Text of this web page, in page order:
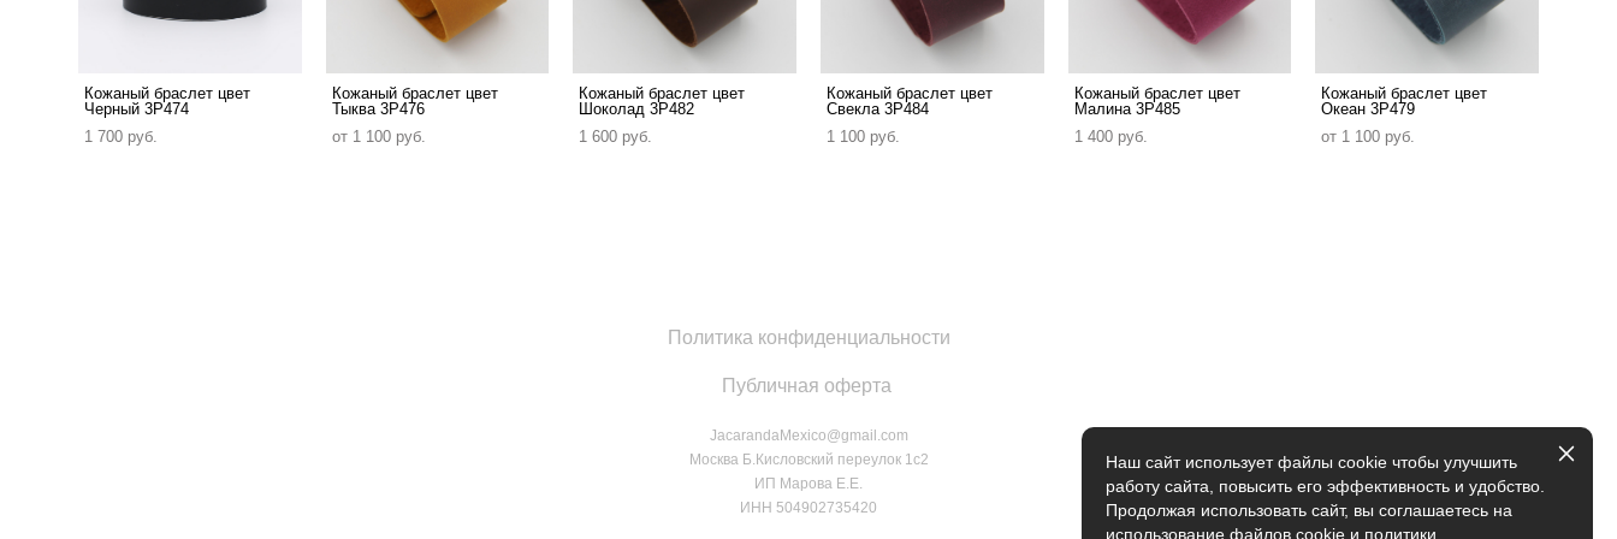
Кожаный браслет цвет
Черный 3P474
1 700 pуб.
Кожаный браслет цвет
Тыква 3P476
от 1 100 pуб.
Кожаный браслет цвет
Шоколад 3P482
1 600 pуб.
Кожаный браслет цвет
Свекла 3P484
1 100 pуб.
Кожаный браслет цвет
Малина 3P485
1 400 pуб.
Кожаный браслет цвет
Океан 3P479
от 1 100 pуб.
Политика конфиденциальности
Публичная оферта
JacarandaMexico@gmail.com
Москва Б.Кисловский переулок 1с2
ИП Марова Е.Е.
ИНН 504902735420
Наш сайт использует файлы cookie чтобы улучшить
работу сайта, повысить его эффективность и удобство.
Продолжая использовать сайт, вы соглашаетесь на
использование файлов cookie и политики